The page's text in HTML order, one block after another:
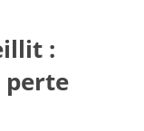
:
perte